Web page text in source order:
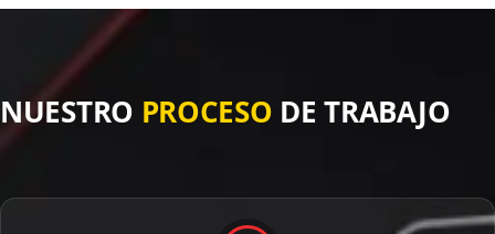
NUESTRO PROCESO DE TRABAJO